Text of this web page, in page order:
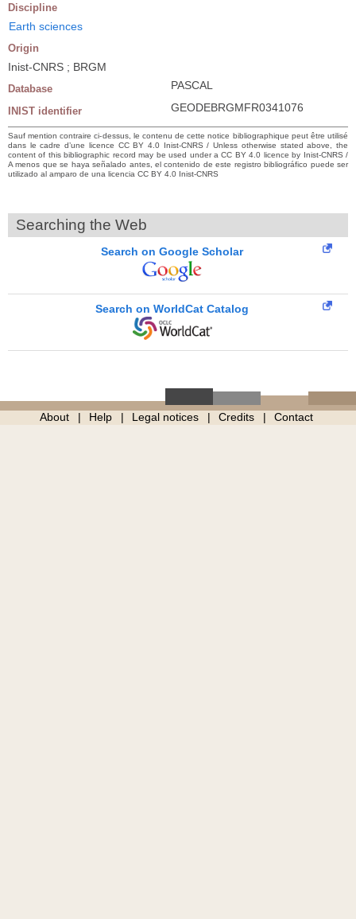
Discipline
Earth sciences
Origin
Inist-CNRS ; BRGM
Database PASCAL
INIST identifier GEODEBRGMFR0341076
Sauf mention contraire ci-dessus, le contenu de cette notice bibliographique peut être utilisé
dans le cadre d’une licence CC BY 4.0 Inist-CNRS / Unless otherwise stated above, the
content of this bibliographic record may be used under a CC BY 4.0 licence by Inist-CNRS /
A menos que se haya señalado antes, el contenido de este registro bibliográfico puede ser
utilizado al amparo de una licencia CC BY 4.0 Inist-CNRS
Searching the Web
Search on Google Scholar
Search on WorldCat Catalog
About Help Legal notices Credits Contact